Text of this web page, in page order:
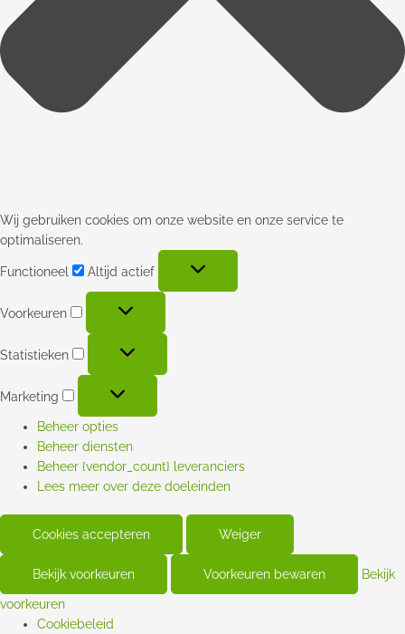
Wij gebruiken cookies om onze website en onze service te
optimaliseren.
Functioneel Altijd actief
Voorkeuren
Statistieken
Marketing
Beheer opties
Beheer diensten
Beheer {vendor_count} leveranciers
Lees meer over deze doeleinden
Cookies accepteren Weiger
Bekijk voorkeuren Voorkeuren bewaren Bekijk
voorkeuren
Cookiebeleid